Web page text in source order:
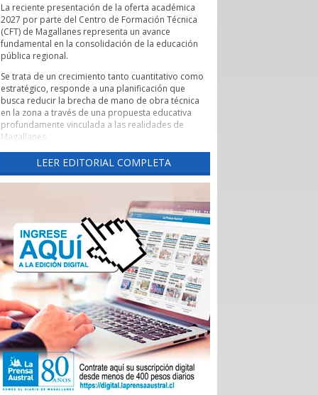
La reciente presentación de la oferta académica
2027 por parte del Centro de Formación Técnica
(CFT) de Magallanes representa un avance
fundamental en la consolidación de la educación
pública regional.
Se trata de un crecimiento tanto cuantitativo como
estratégico, responde a una planificación que
busca reducir la brecha de mano de obra técnica
en la zona a través de una propuesta educativa
profundamente vinculada a las realidades de
Magallanes.
Evaluación de pertinencia y conexión con el sector
productivo forman parte de uno de los pilares de
esta nueva etapa. Según lo explicado por la
necesidades reales de los sectores productivos y
de servicios de la región, asegurando que los
egresados cuenten con una inserción laboral
efectiva y que la formación no derive en una
saturación del mercado, sino en una respuesta a
demandas insatisfechas. Carreras como
Instrumentación y Control de Procesos Industriales
y Logística con mención en Operaciones
Portuarias, que se impartirán tanto en la capital
regional como en Puerto Natales, son ejemplos
claros de formación técnica orientada a los
desafíos productivos actuales.
También cabe destacar la expansión territorial,
con las nuevas sedes en Punta Arenas y Puerto
Natales.
LEER EDITORIAL COMPLETA